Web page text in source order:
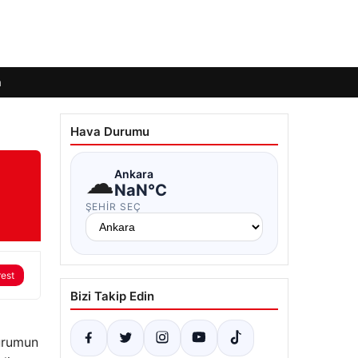
Hava Durumu
☁Ankara
NaN°C
ŞEHIR SEÇ
Bizi Takip Edin